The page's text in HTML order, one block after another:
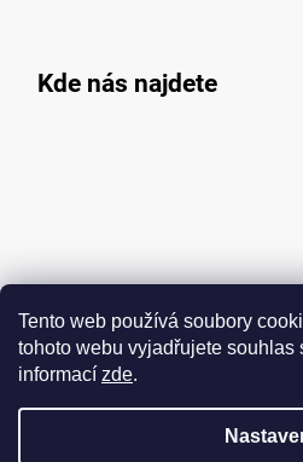
Tento web používá soubory
tohoto webu vyjadřujete
informací zde.
Kde nás najdete